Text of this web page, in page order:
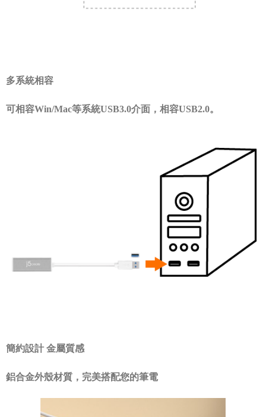
多系統相容
可相容Win/Mac等系統USB3.0介面，相容USB2.0。
簡約設計 金屬質感
鋁合金外殼材質，完美搭配您的筆電